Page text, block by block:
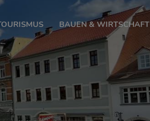
BAUEN & WIRTSCHAFT